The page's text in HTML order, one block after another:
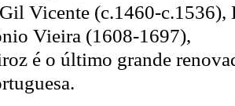
Vicente (c.1460-c.1536),
Vieira (1608-1697),
é o último grande